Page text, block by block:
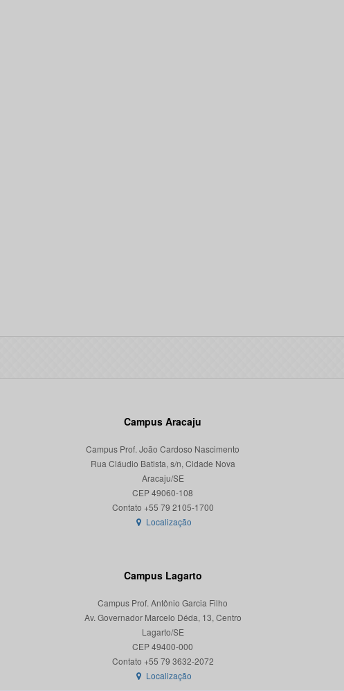
Campus Aracaju
Campus Prof. João Cardoso Nascimento
Rua Cláudio Batista, s/n, Cidade Nova
Aracaju/SE
CEP 49060-108
Localização
Campus Lagarto
Campus Prof. Antônio Garcia Filho
Av. Governador Marcelo Déda, 13, Centro
Lagarto/SE
CEP 49400-000
Localização